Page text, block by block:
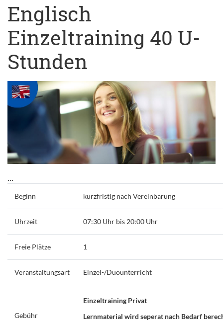
Englisch
Einzeltraining 40 U-
Stunden
...
Beginn kurzfristig nach Vereinbarung
Uhrzeit 07:30 Uhr bis 20:00 Uhr
Freie Plätze 1
Veranstaltungsart Einzel-/Duounterricht
Gebühr
Einzeltraining Privat
Lernmaterial wird seperat nach Bedarf